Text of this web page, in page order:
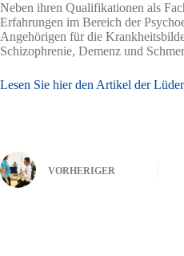
Neben ihren Qualifikationen als
Erfahrungen im Bereich der
Angehörigen für die
Schizophrenie, Demenz und
Lesen Sie hier den Artikel der
VORHERIGER